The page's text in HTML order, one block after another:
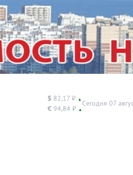
$ 82,17 ₽ ▲
€ 94,84 ₽ ▲
Сегодня 07